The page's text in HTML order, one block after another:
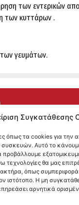
Συγκατάθεσης
όπως τα cookies για την
Αυτό το
προβάλλουμε
τεχνολογίες θα μας
όπως συμπεριφορά
ιστότοπο. Η μη
αρνητικά
των εντερικών
των κυττάρων .
γευμάτων.
MEDIA